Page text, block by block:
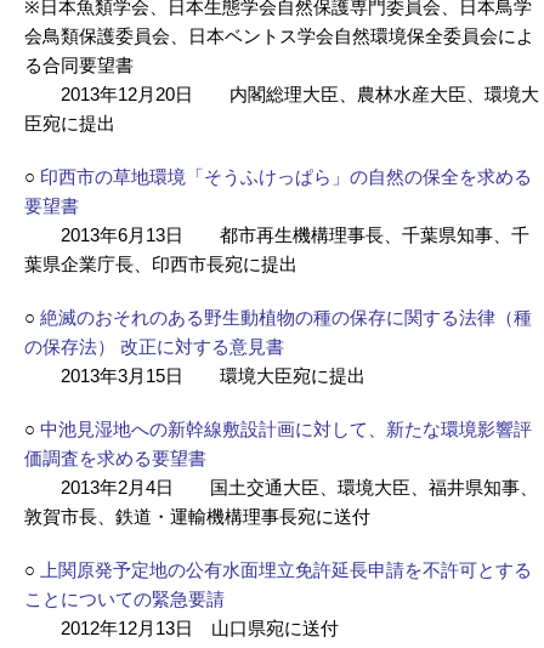
※日本魚類学会、日本生態学会自然保護専門委員会、日本鳥学
会鳥類保護委員会、日本ベントス学会自然環境保全委員会によ
る合同要望書
2013年12月20日 内閣総理大臣、農林水産大臣、環境大
臣宛に提出
○ 印西市の草地環境「そうふけっぱら」の自然の保全を求める
要望書
2013年6月13日 都市再生機構理事長、千葉県知事、千
葉県企業庁長、印西市長宛に提出
○ 絶滅のおそれのある野生動植物の種の保存に関する法律（種
の保存法） 改正に対する意見書
2013年3月15日 環境大臣宛に提出
○ 中池見湿地への新幹線敷設計画に対して、新たな環境影響評
価調査を求める要望書
2013年2月4日 国土交通大臣、環境大臣、福井県知事、
敦賀市長、鉄道・運輸機構理事長宛に送付
○
上関原発予定地の公有水面埋立免許延長申請を不許可とする
ことについての緊急要請
2012年12月13日 山口県宛に送付